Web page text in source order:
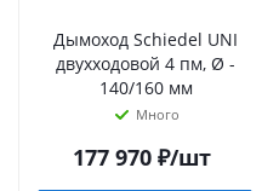
Дымоход Schiedel UNI
двухходовой 4 пм, Ø -
140/160 мм
Много
177 970₽/шт